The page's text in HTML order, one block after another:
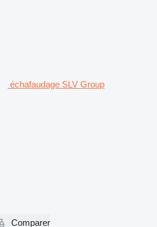
échafaudage SLV Group
Comparer